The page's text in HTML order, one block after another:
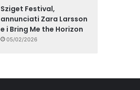
Sziget Festival,
annunciati Zara Larsson
e i Bring Me the Horizon
05/02/2026